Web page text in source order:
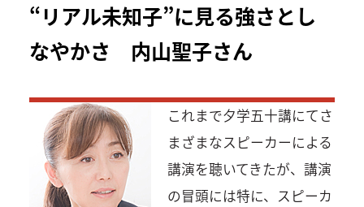
“リアル未知子”に見る強さとし
なやかさ 内山聖子さん
これまで夕学五十講にてさ
まざまなスピーカーによる
講演を聴いてきたが、講演
の冒頭には特に、スピーカ